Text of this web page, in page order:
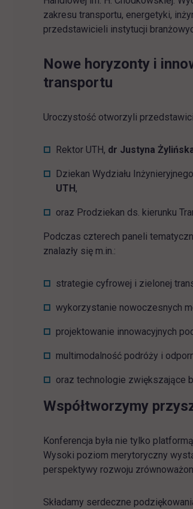
zakresu transportu, energetyki,
przedstawicieli instytucji
Nowe horyzonty i
transportu
Uroczystość otworzyli
Rektor UTH, dr Justyna
Dziekan Wydziału
UTH,
oraz Prodziekan ds. kierunku
Podczas czterech paneli
znalazły się m.in.:
strategie cyfrowej i zielonej
wykorzystanie nowoczesnych
projektowanie innowacyjnych
multimodalność podróży i
oraz technologie zwiększające
Współtworzymy
Konferencja była nie tylko
Wysoki poziom merytoryczny
perspektywy rozwoju
Składamy serdeczne